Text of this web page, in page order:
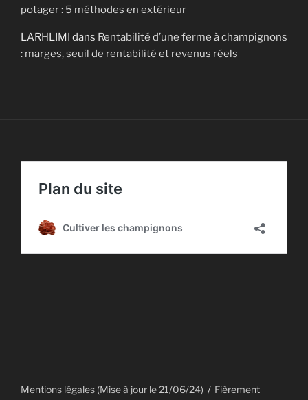
potager : 5 méthodes en extérieur
LARHLIMI dans Rentabilité d’une ferme à champignons
: marges, seuil de rentabilité et revenus réels
Mentions légales (Mise à jour le 21/06/24)
Fièrement